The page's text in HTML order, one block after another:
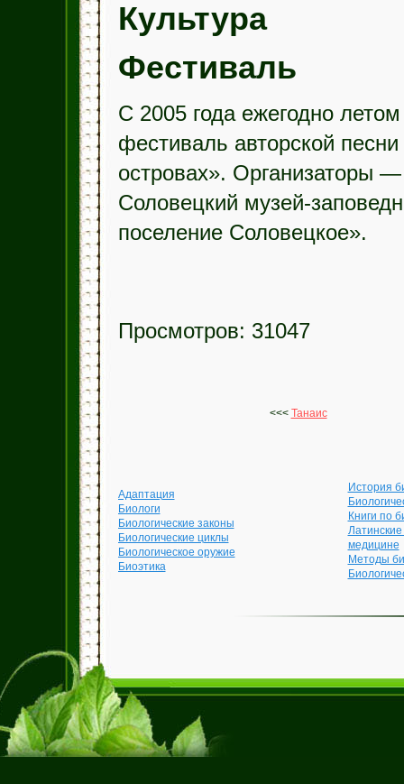
Культура
Фестиваль
С 2005 года ежегодно
фестиваль авторской
островах». Организаторы —
Соловецкий музей-
поселение Соловецкое».
Просмотров: 31047
<<< Танаис
Адаптация
Биологи
Биологические законы
Биологические циклы
Биологическое оружие
Биоэтика
История
Книги по
медицине
Методы